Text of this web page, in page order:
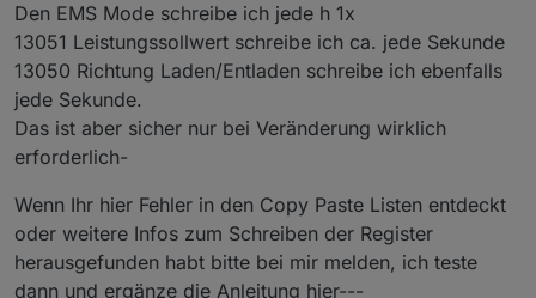
Den EMS Mode schreibe ich jede h 1x
13051 Leistungssollwert schreibe ich ca. jede Sekunde
13050 Richtung Laden/Entladen schreibe ich ebenfalls
jede Sekunde.
Das ist aber sicher nur bei Veränderung wirklich
erforderlich-
Wenn Ihr hier Fehler in den Copy Paste Listen entdeckt
oder weitere Infos zum Schreiben der Register
herausgefunden habt bitte bei mir melden, ich teste
dann und ergänze die Anleitung hier---